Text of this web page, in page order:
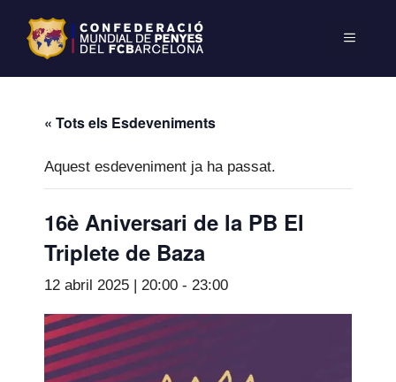
« Tots els Esdeveniments
Aquest esdeveniment ja ha passat.
16è Aniversari de la PB El
Triplete de Baza
12 abril 2025 | 20:00 - 23:00